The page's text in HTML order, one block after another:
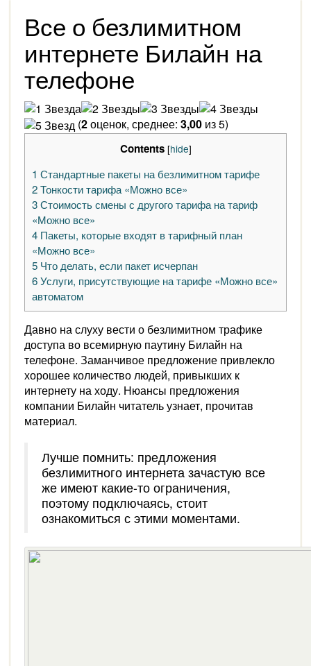
Все о безлимитном
интернете Билайн на
телефоне
(2оценок, среднее: 3,00 из 5)
Contents [hide]
1 Стандартные пакеты на безлимитном тарифе
2Тонкости тарифа «Можно все»
3Стоимость смены с другого тарифа на тариф
«Можно все»
4 Пакеты, которые входят в тарифный план
«Можно все»
5 Что делать, если пакет исчерпан
6Услуги, присутствующие на тарифе «Можно все»
автоматом
Давно на слуху вести о безлимитном трафике
доступа во всемирную паутину Билайн на
телефоне. Заманчивое предложение привлекло
хорошее количество людей, привыкших к
интернету на ходу. Нюансы предложения
компании Билайн читатель узнает, прочитав
материал.
Лучше помнить: предложения
безлимитного интернета зачастую все
же имеют какие-то ограничения,
поэтому подключаясь, стоит
ознакомиться с этими моментами.